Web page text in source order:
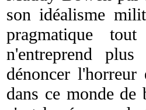
son idéalisme
pragmatique
n'entreprend
dénoncer
dans ce monde